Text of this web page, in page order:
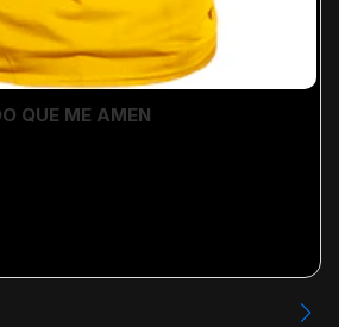
QUE ME AMEN